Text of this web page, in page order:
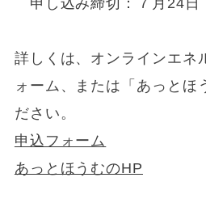
申し込み締切：７月24日
詳しくは、オンラインエネ
ォーム、または「あっとほ
ださい。
申込フォーム
あっとほうむのHP